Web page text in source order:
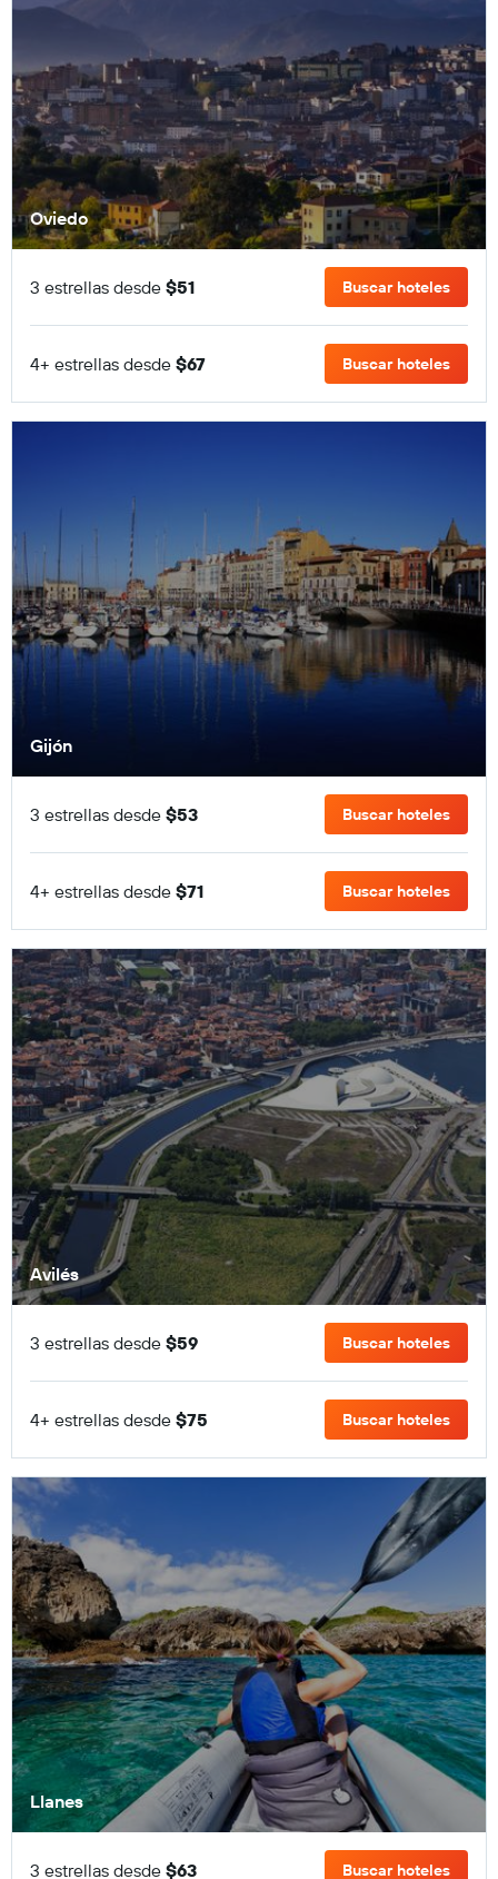
Oviedo
3 estrellas desde $51 Buscar hoteles
4+ estrellas desde $67 Buscar hoteles
Gijón
3 estrellas desde $53 Buscar hoteles
4+ estrellas desde $71 Buscar hoteles
Avilés
3 estrellas desde $59 Buscar hoteles
4+ estrellas desde $75 Buscar hoteles
Llanes
3 estrellas desde $63 Buscar hoteles